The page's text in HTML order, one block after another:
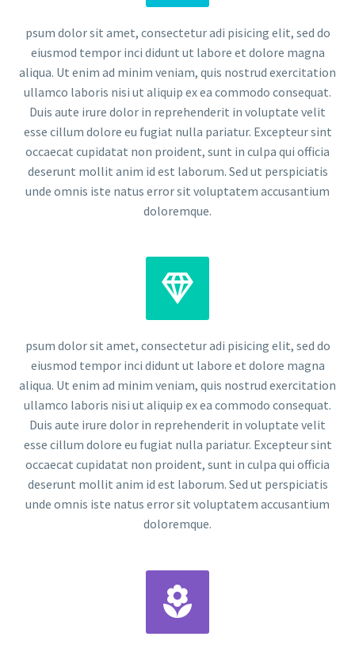
psum dolor sit amet, consectetur adi pisicing elit, sed do
eiusmod tempor inci didunt ut labore et dolore magna
aliqua. Ut enim ad minim veniam, quis nostrud exercitation
ullamco laboris nisi ut aliquip ex ea commodo consequat.
Duis aute irure dolor in reprehenderit in voluptate velit
esse cillum dolore eu fugiat nulla pariatur. Excepteur sint
occaecat cupidatat non proident, sunt in culpa qui officia
deserunt mollit anim id est laborum. Sed ut perspiciatis
unde omnis iste natus error sit voluptatem accusantium
doloremque.


psum dolor sit amet, consectetur adi pisicing elit, sed do
eiusmod tempor inci didunt ut labore et dolore magna
aliqua. Ut enim ad minim veniam, quis nostrud exercitation
ullamco laboris nisi ut aliquip ex ea commodo consequat.
Duis aute irure dolor in reprehenderit in voluptate velit
esse cillum dolore eu fugiat nulla pariatur. Excepteur sint
occaecat cupidatat non proident, sunt in culpa qui officia
deserunt mollit anim id est laborum. Sed ut perspiciatis
unde omnis iste natus error sit voluptatem accusantium
doloremque.

